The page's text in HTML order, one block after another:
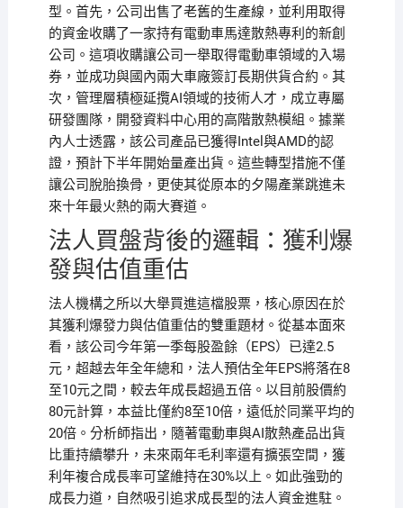
型。首先，公司出售了老舊的生產線，並利用取得
的資金收購了一家持有電動車馬達散熱專利的新創
公司。這項收購讓公司一舉取得電動車領域的入場
券，並成功與國內兩大車廠簽訂長期供貨合約。其
次，管理層積極延攬AI領域的技術人才，成立專屬
研發團隊，開發資料中心用的高階散熱模組。據業
內人士透露，該公司產品已獲得Intel與AMD的認
證，預計下半年開始量產出貨。這些轉型措施不僅
讓公司脫胎換骨，更使其從原本的夕陽產業跳進未
來十年最火熱的兩大賽道。
法人買盤背後的邏輯：獲利爆
發與估值重估
法人機構之所以大舉買進這檔股票，核心原因在於
其獲利爆發力與估值重估的雙重題材。從基本面來
看，該公司今年第一季每股盈餘（EPS）已達2.5
元，超越去年全年總和，法人預估全年EPS將落在8
至10元之間，較去年成長超過五倍。以目前股價約
80元計算，本益比僅約8至10倍，遠低於同業平均的
20倍。分析師指出，隨著電動車與AI散熱產品出貨
比重持續攀升，未來兩年毛利率還有擴張空間，獲
利年複合成長率可望維持在30%以上。如此強勁的
成長力道，自然吸引追求成長型的法人資金進駐。